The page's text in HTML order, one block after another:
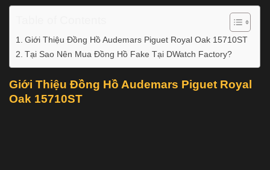
Giới Thiệu Đồng Hồ Audemars Piguet Royal Oak 15710ST
Tại Sao Nên Mua Đồng Hồ Fake Tại DWatch Factory?
Giới Thiệu Đồng Hồ Audemars Piguet Royal
Oak 15710ST